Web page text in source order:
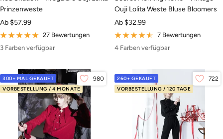
Prinzenweste
Angebotspreis
Ab $57.99
27 Bewertungen
3 Farben verfügbar
Ouji Lolita Weste Bluse Bloomers
Angebotspreis
Ab $32.99
7 Bewertungen
4 Farben verfügbar
300+ MAL GEKAUFT
VORBESTELLUNG / 4 MONATE
980
260+ GEKAUFT
VORBESTELLUNG / 120 TAGE
722